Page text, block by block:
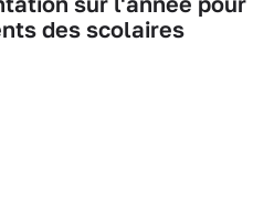
des scolaires